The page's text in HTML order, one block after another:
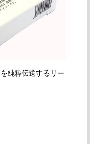
純粋伝送するリー